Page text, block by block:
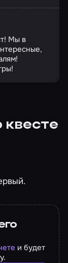
Мы в
квесте
и будет